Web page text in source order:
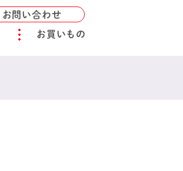
お問い合わせ
お買いもの